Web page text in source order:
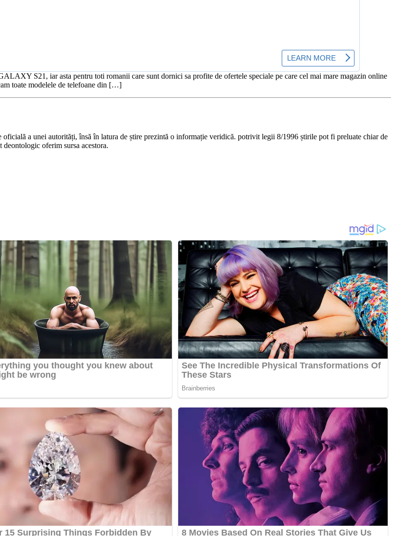
S21, iar asta pentru toti romanii care sunt dornici sa profite de ofertele speciale pe care cel mai mare magazin online
toate modelele de telefoane din […]
a unei autorități, însă în latura de știre prezintă o informație veridică. potrivit legii 8/1996 știrile pot fi preluate chiar de
oferim sursa acestora.